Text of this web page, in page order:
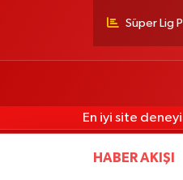
Süper Lig
En iyi site
HABER AKIŞI